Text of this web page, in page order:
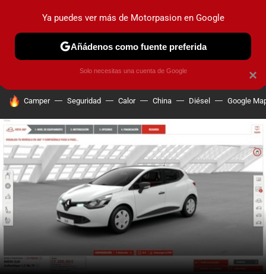
PRUEBAS COCHES ELÉCTRICOS OBSERVATORIO
HOY SE HABLA DE
Camper Seguridad Calor China Diésel Google
×
Ya puedes ver más de Motorpasion en Google
Añádenos como fuente preferida
Solo necesitas una cuenta de Google